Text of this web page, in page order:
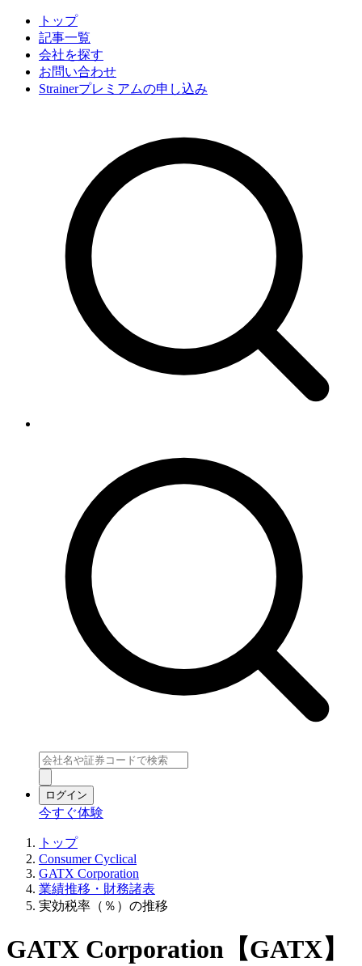
トップ
記事一覧
会社を探す
お問い合わせ
Strainerプレミアムの申し込み
ログイン
今すぐ体験
トップ
Consumer Cyclical
GATX Corporation
業績推移・財務諸表
実効税率（％）の推移
GATX Corporation【GATX】